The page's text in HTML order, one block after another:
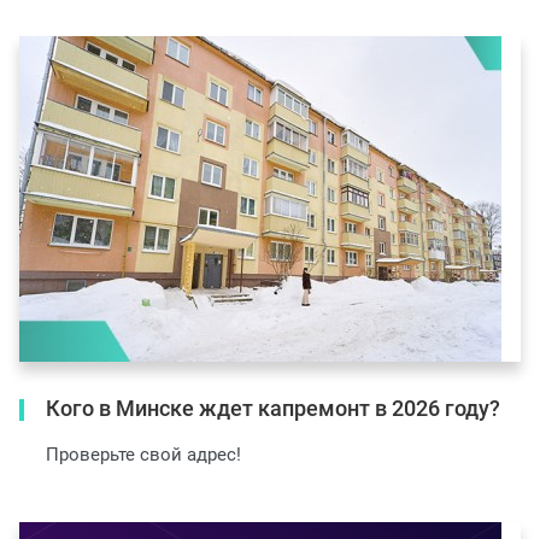
Кого в Минске ждет капремонт в 2026 году?
Проверьте свой адрес!